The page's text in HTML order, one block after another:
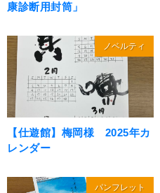
康診断用封筒」
ノベルティ
【仕遊館】梅岡様 2025年カ
レンダー
パンフレット